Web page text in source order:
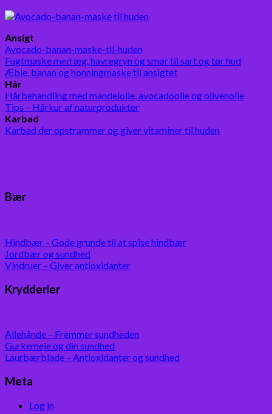
Ansigt
Avocado-banan-maske-til-huden
Fugtmaske med æg, havregryn og smør til sart og tør hud
Æble, banan og honningmaske til ansigtet
Hår
Hårbehandling med mandelolie, avocadoolie og olivenolie
Tips – Hårkur af naturprodukter
Karbad
Karbad der opstrammer og giver vitaminer til huden
Bær
Hindbær – Gode grunde til at spise hindbær
Jordbær og sundhed
Vindruer – Giver antioxidanter
Krydderier
Allehånde – Fremmer sundheden
Gurkemeje og din sundhed
Laurbærblade – Antioxidanter og sundhed
Meta
Log in